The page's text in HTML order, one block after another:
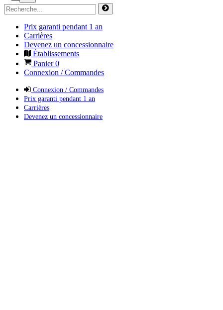
Prix garanti pendant 1 an
Carrières
Devenez un concessionnaire
Établissements
Panier0
Connexion / Commandes
Connexion / Commandes
Prix garanti pendant 1 an
Carrières
Devenez un concessionnaire